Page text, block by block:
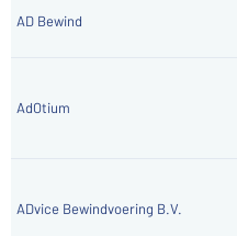
AD Bewind
AdOtium
ADvice Bewindvoering B.V.